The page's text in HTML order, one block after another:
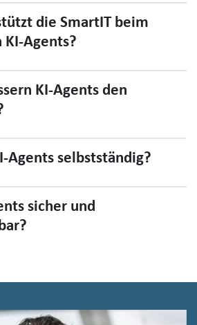
die SmartIT beim
KI-Agents?
KI-Agents den
Agents selbstständig?
sicher und